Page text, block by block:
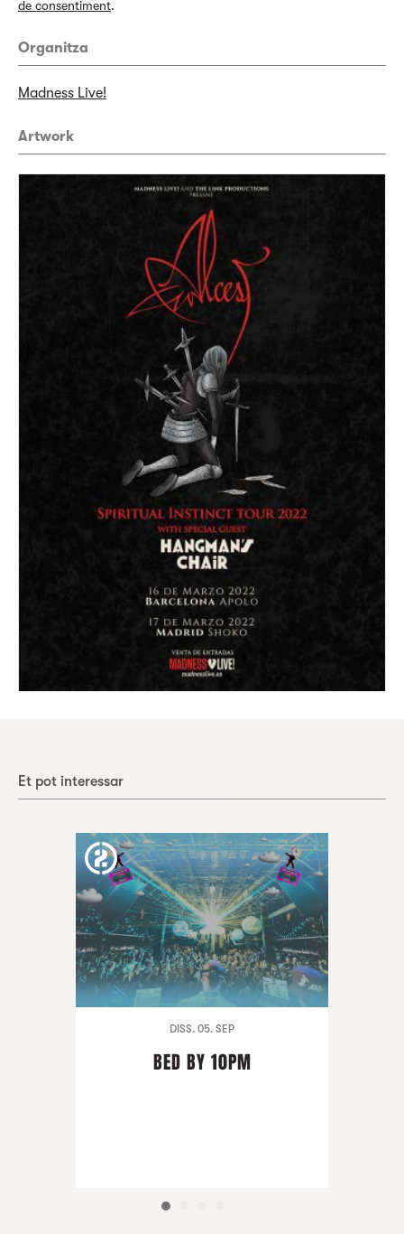
de consentiment.
Organitza
Madness Live!
Artwork
Et pot interessar
DISS. 05. SEP
BED BY 10PM